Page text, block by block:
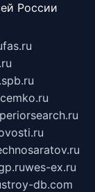
России
fas.ru
cemko.ru
wes-ex.ru
stroy-db.com